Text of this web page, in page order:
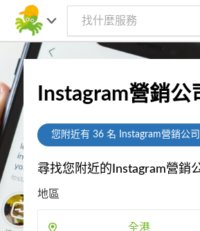
Instagram營銷公
您附近有 36名 Instagram營銷公司
尋找您附近的Instagram營銷
地區
全港